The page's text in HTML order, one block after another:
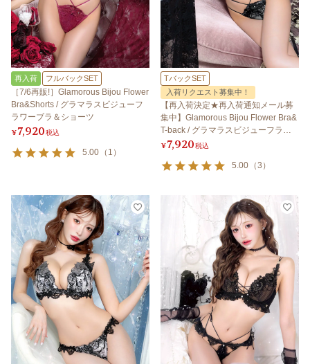
再入荷 フルバックSET
［7/6再販!］Glamorous Bijou Flower
Bra&Shorts / グラマラスビジューフ
ラワーブラ＆ショーツ
¥7,920税込
5.00 （ 1 ）
TバックSET
入荷リクエスト募集中！
【再入荷決定★再入荷通知メール募
集中】Glamorous Bijou Flower Bra&
T-back / グラマラスビジューフラワ
ーブラ＆Tバック
¥7,920税込
5.00 （3 ）